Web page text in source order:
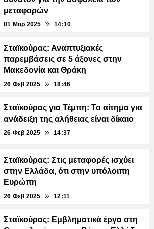
μεταφορών
01 Μαρ 2025 14:10
Σταϊκούρας: Αναπτυξιακές
παρεμβάσεις σε 5 άξονες στην
Μακεδονία και Θράκη
26 Φεβ 2025 18:46
Σταϊκούρας για Τέμπη: Το αίτημα για
ανάδειξη της αλήθειας είναι δίκαιο
26 Φεβ 2025 14:37
Σταϊκούρας: Στις μεταφορές ισχύει
στην Ελλάδα, ότι στην υπόλοιπη
Ευρώπη
26 Φεβ 2025 12:11
Σταϊκούρας: Εμβληματικά έργα στη